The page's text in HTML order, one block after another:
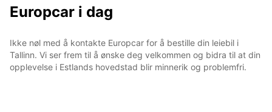
Europcar i dag
Ikke nøl med å kontakte Europcar for å bestille din leiebil i
Tallinn. Vi ser frem til å ønske deg velkommen og bidra til at din
opplevelse i Estlands hovedstad blir minnerik og problemfri.